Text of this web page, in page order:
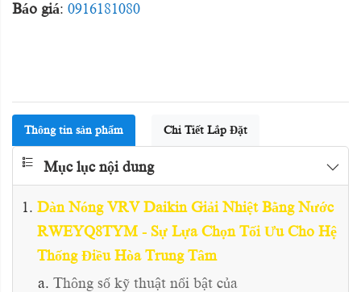
Báo giá: 0916181080
Thông tin sản phẩm Chi Tiết Lắp Đặt
Mục lục nội dung
Dàn Nóng VRV Daikin Giải Nhiệt Bằng Nước
RWEYQ8TYM - Sự Lựa Chọn Tối Ưu Cho Hệ
Thống Điều Hòa Trung Tâm
Thông số kỹ thuật nổi bật của